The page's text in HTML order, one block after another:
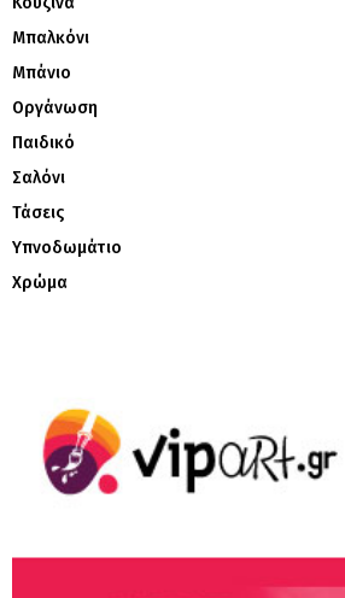
Μπαλκόνι
Μπάνιο
Οργάνωση
Παιδικό
Σαλόνι
Τάσεις
Υπνοδωμάτιο
Χρώμα